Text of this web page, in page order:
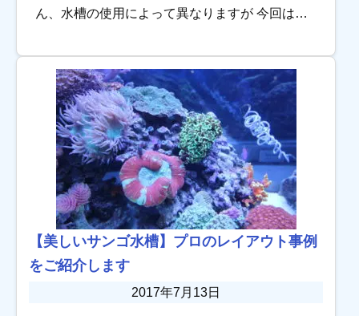
ん、水槽の使用によって異なりますが 今回は、
て紹介します！！ ↓↓↓サンゴ・照 […]
【美しいサンゴ水槽】プロのレイアウト事例
をご紹介します
2017年7月13日